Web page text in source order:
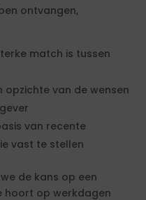
ontvangen,
match is tussen
van de wensen
van recente
vast te stellen
de kans op een
hoort op werkdagen